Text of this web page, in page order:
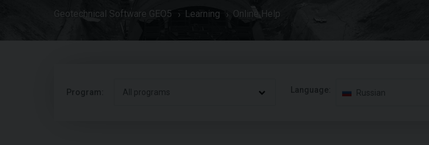
Geotechnical Software GEO5 Learning Online Help
Program: All programs Language: Russian